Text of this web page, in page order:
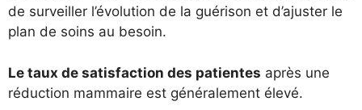
de surveiller l’évolution de la guérison et d’ajuster le
plan de soins au besoin.
Le taux de satisfaction des patientes après une
réduction mammaire est généralement élevé.